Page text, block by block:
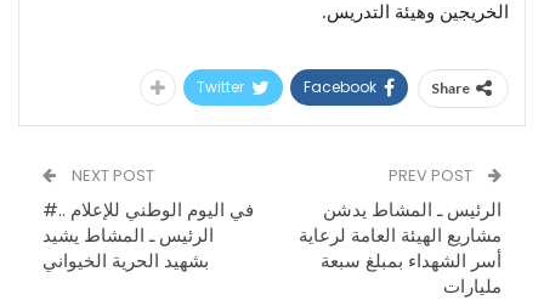
الخريجين وهيئة التدريس.
Share
Facebook
Twitter
الرئيس ـ المشاط يدشن
مشاريع الهيئة العامة لرعاية
أسر الشهداء بمبلغ سبعة
مليارات
NEXT POST
في اليوم الوطني للإعلام ..#
الرئيس ـ المشاط يشيد
بشهيد الحرية الخيواني